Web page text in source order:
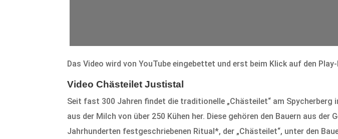
Das Video wird von YouTube eingebettet und erst beim Klick auf den
Video Chästeilet Justistal
Seit fast 300 Jahren findet die traditionelle „Chästeilet“ am
aus der Milch von über 250 Kühen her. Diese gehören den Bauern aus
Jahrhunderten festgeschriebenen Ritual*, der „Chästeilet“, unter den